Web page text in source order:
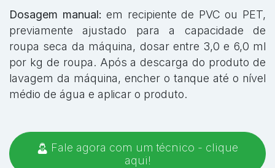
Dosagem manual: em recipiente de PVC ou PET,
previamente ajustado para a capacidade de
roupa seca da máquina, dosar entre 3,0 e 6,0 ml
por kg de roupa. Após a descarga do produto de
lavagem da máquina, encher o tanque até o nível
médio de água e aplicar o produto.
Fale agora com um técnico - clique
aqui!